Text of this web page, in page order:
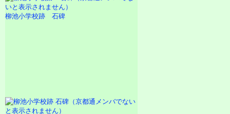
柳池小学校跡 石碑